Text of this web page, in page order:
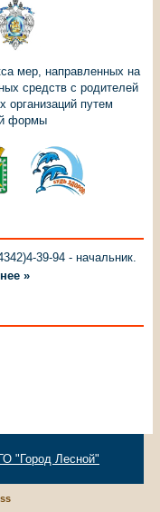
мер, направленных на
средств с родителей
путем
формы
39-94 - начальник.
»
"Город Лесной"